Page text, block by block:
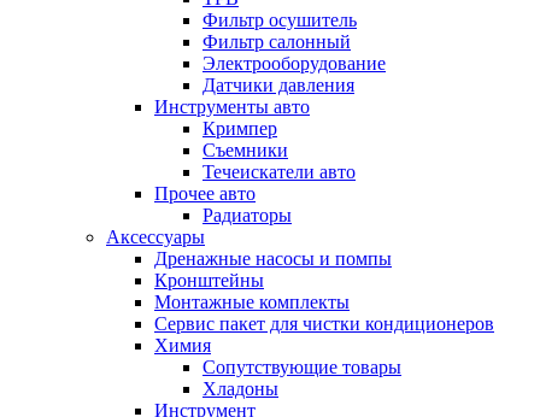
Фильтр осушитель
Фильтр салонный
Электрооборудование
Датчики давления
Инструменты авто
Кримпер
Съемники
Течеискатели авто
Прочее авто
Радиаторы
Аксессуары
Дренажные насосы и помпы
Кронштейны
Монтажные комплекты
Сервис пакет для чистки кондиционеров
Химия
Сопутствующие товары
Хладоны
Инструмент